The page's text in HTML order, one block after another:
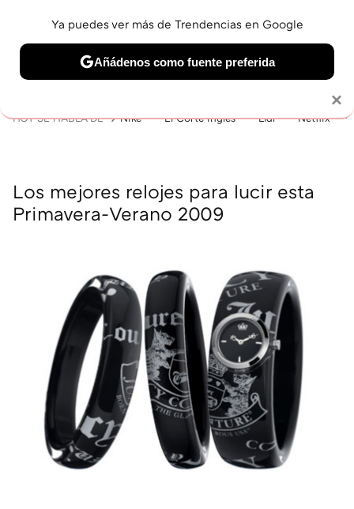
BELLEZA SHOPPING VIAJES GASTRO SNEAKERS
HOY SE HABLA DE Nike El Corte Inglés Lidl Netflix
Los mejores relojes para lucir esta
Primavera-Verano 2009
×
Ya puedes ver más de Trendencias en Google
Añádenos como fuente preferida